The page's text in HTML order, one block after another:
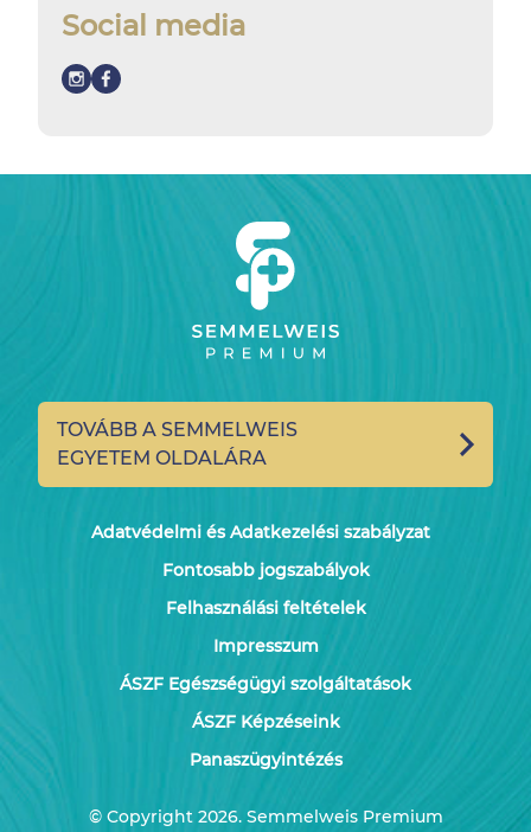
Social media
TOVÁBB A SEMMELWEIS
EGYETEM OLDALÁRA
Adatvédelmi és Adatkezelési szabályzat
Fontosabb jogszabályok
Felhasználási feltételek
Impresszum
ÁSZF Egészségügyi szolgáltatások
ÁSZF Képzéseink
Panaszügyintézés
© Copyright 2026. Semmelweis Premium